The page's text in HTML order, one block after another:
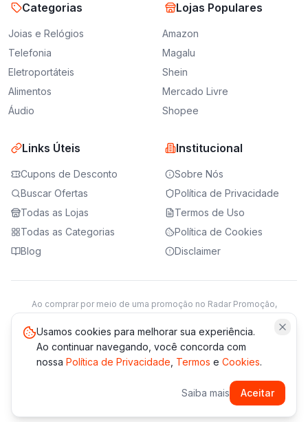
Categorias
Joias e Relógios
Telefonia
Eletroportáteis
Alimentos
Áudio
Lojas Populares
Amazon
Magalu
Shein
Mercado Livre
Shopee
Links Úteis
Cupons de Desconto
Buscar Ofertas
Todas as Lojas
Todas as Categorias
Blog
Institucional
Sobre Nós
Política de Privacidade
Termos de Uso
Política de Cookies
Disclaimer
Ao comprar por meio de uma promoção no Radar Promoção,
Saiba mais
*Os preços e disponibilidade podem variar. Verifique sempre
Usamos cookies para melhorar sua experiência.
Ao continuar navegando, você concorda com
nossa Política de Privacidade Termos e Cookies.
Saiba mais Aceitar